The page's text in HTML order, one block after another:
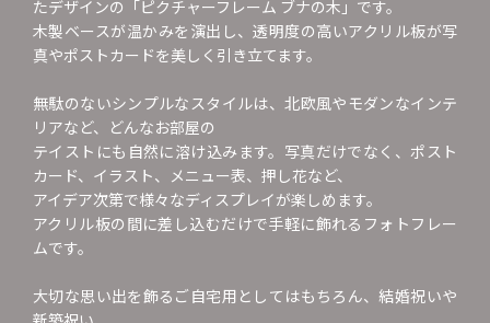
たデザインの「ピクチャーフレーム ブナの木」です。
木製ベースが温かみを演出し、透明度の高いアクリル板が写
真やポストカードを美しく引き立てます。
無駄のないシンプルなスタイルは、北欧風やモダンなインテ
リアなど、どんなお部屋の
テイストにも自然に溶け込みます。写真だけでなく、ポスト
カード、イラスト、メニュー表、押し花など、
アイデア次第で様々なディスプレイが楽しめます。
アクリル板の間に差し込むだけで手軽に飾れるフォトフレー
ムです。
大切な思い出を飾るご自宅用としてはもちろん、結婚祝いや